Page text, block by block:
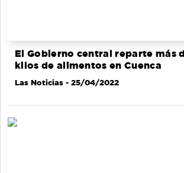
El Gobierno central reparte más
kilos de alimentos en Cuenca
Las Noticias - 25/04/2022